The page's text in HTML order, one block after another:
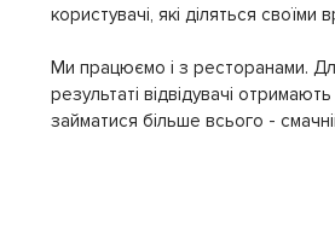
користувачі, які діляться
Ми працюємо і з ресторанами.
результаті відвідувачі
займатися більше всього -